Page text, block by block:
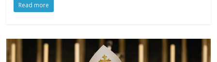
Read more